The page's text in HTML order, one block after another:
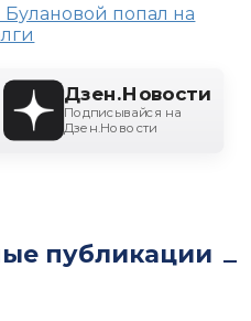
попал на
Дзен.Новости
Подписывайся на
Дзен.Новости
публикации